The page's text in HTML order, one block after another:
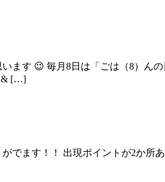
ます 😉 毎月8日は「ごは（8）
& […]
でます！！ 出現ポイントが2か